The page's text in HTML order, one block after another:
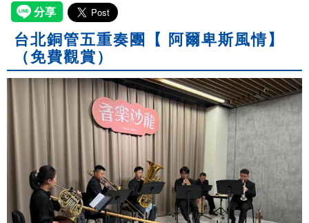
台北銅管五重奏團【 阿爾卑斯風情】
（免費觀賞）